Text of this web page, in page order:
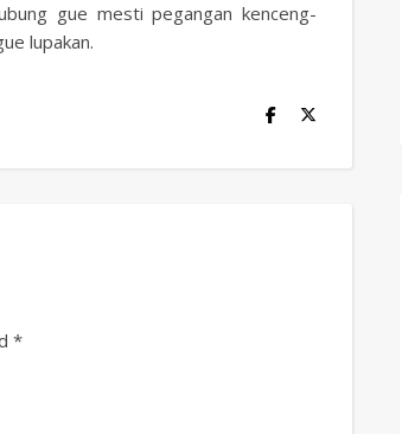
gue mesti pegangan kenceng-
lupakan.
*